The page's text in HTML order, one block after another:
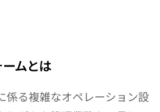
ムとは
係る複雑なオペレーション設